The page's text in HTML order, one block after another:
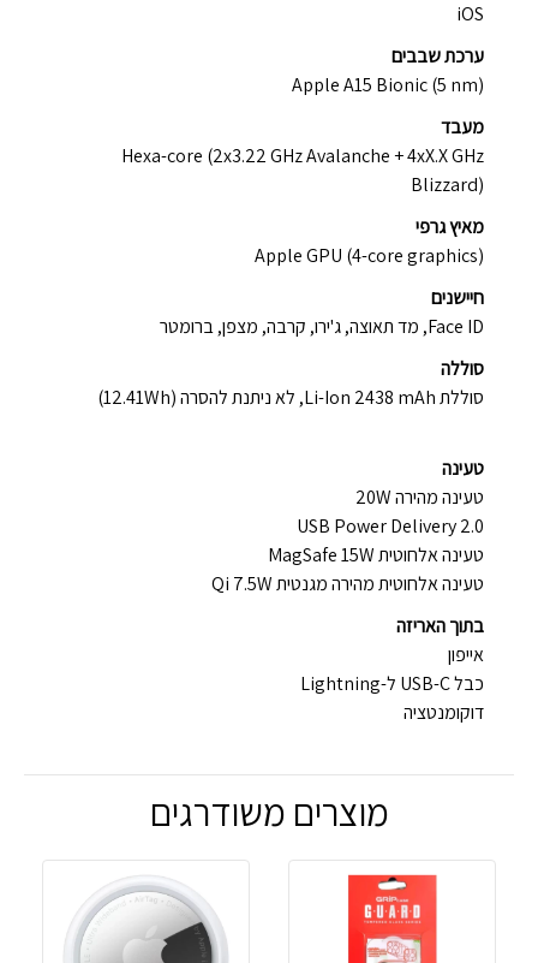
iOS
ערכת שבבים
Apple A15 Bionic (5 nm)
מעבד
Hexa-core (2x3.22 GHz Avalanche + 4xX.X GHz
Blizzard)
מאיץ גרפי
Apple GPU (4-core graphics)
חיישנים
Face ID, מד תאוצה, ג'ירו, קרבה, מצפן, ברומטר
סוללה
סוללת Li-Ion 2438 mAh, לא ניתנת להסרה (12.41Wh)
טעינה
טעינה מהירה 20W
USB Power Delivery 2.0
טעינה אלחוטית MagSafe 15W
טעינה אלחוטית מהירה מגנטית Qi 7.5W
בתוך האריזה
אייפון
כבל USB-C ל-Lightning
דוקומנטציה
מוצרים משודרגים